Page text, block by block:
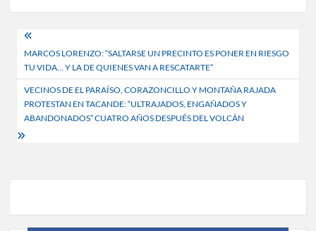
Navegación
de
entradas
MARCOS LORENZO: “SALTARSE UN PRECINTO ES PONER EN RIESGO
TU VIDA… Y LA DE QUIENES VAN A RESCATARTE”
VECINOS DE EL PARAÍSO, CORAZONCILLO Y MONTAÑA RAJADA
PROTESTAN EN TACANDE: “ULTRAJADOS, ENGAÑADOS Y
ABANDONADOS” CUATRO AÑOS DESPUÉS DEL VOLCÁN